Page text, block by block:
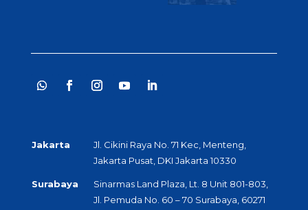
Jakarta
Jl. Cikini Raya No. 71 Kec, Menteng,
Jakarta Pusat, DKI Jakarta 10330
Surabaya
Sinarmas Land Plaza, Lt. 8 Unit 801-803,
Jl. Pemuda No. 60 – 70 Surabaya, 60271